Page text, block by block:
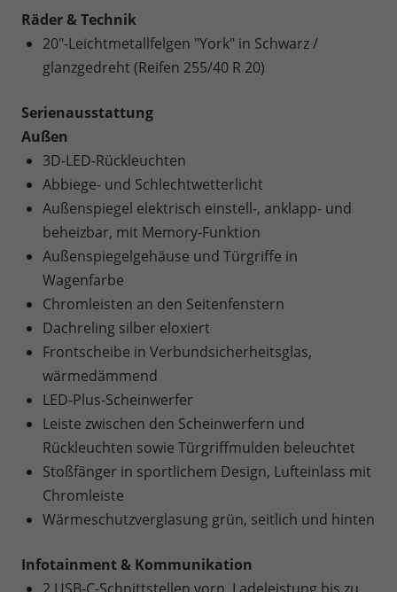
Räder & Technik
20"-Leichtmetallfelgen "York" in Schwarz /
glanzgedreht (Reifen 255/40 R 20)
Serienausstattung
Außen
3D-LED-Rückleuchten
Abbiege- und Schlechtwetterlicht
Außenspiegel elektrisch einstell-, anklapp- und
beheizbar, mit Memory-Funktion
Außenspiegelgehäuse und Türgriffe in
Wagenfarbe
Chromleisten an den Seitenfenstern
Dachreling silber eloxiert
Frontscheibe in Verbundsicherheitsglas,
wärmedämmend
LED-Plus-Scheinwerfer
Leiste zwischen den Scheinwerfern und
Rückleuchten sowie Türgriffmulden beleuchtet
Stoßfänger in sportlichem Design, Lufteinlass mit
Chromleiste
Wärmeschutzverglasung grün, seitlich und hinten
Infotainment & Kommunikation